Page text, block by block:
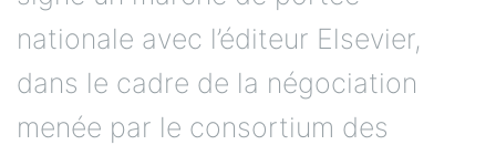
nationale avec l’éditeur Elsevier,
dans le cadre de la négociation
menée par le consortium des